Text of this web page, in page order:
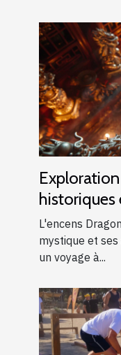
historiques
l'encens
L'encens
mystique et
un voyage à...